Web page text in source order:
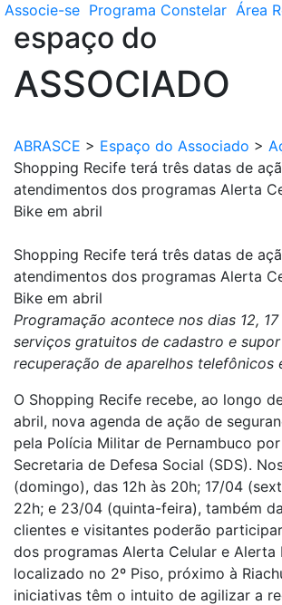
Associe-se Programa Constelar Área
espaço do
ASSOCIADO
ABRASCE > Espaço do Associado >
Shopping Recife terá três datas de
atendimentos dos programas Alerta
Bike em abril
Shopping Recife terá três datas de
atendimentos dos programas Alerta
Bike em abril
Programação acontece nos dias 12,
serviços gratuitos de cadastro e
recuperação de aparelhos telefônicos
O Shopping Recife recebe, ao longo
abril, nova agenda de ação de
pela Polícia Militar de Pernambuco
Secretaria de Defesa Social (SDS).
(domingo), das 12h às 20h; 17/04
22h; e 23/04 (quinta-feira), também
clientes e visitantes poderão
dos programas Alerta Celular e Alerta
localizado no 2º Piso, próximo à
iniciativas têm o intuito de agilizar a